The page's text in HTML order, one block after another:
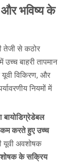
और भविष्य के
तेजी से कठोर
उच्च बाहरी तापमान
विकिरण, और
नियमों में
बायोडिग्रेडेबल
कम करते हुए उच्च
यूवी अवशोषक
के सक्रिय